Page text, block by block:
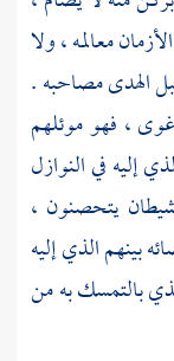
معالمه ، ولا
الهدى مصاحبه .
، فهو موئلهم
إليه في النوازل
يتحصنون ،
بينهم الذي إليه
بالتمسك به من